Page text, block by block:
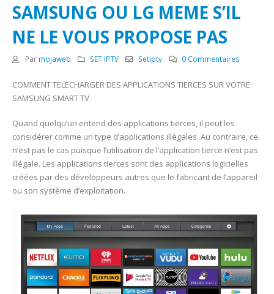
SAMSUNG OU LG MEME S’IL
NE LE VOUS PROPOSE PAS
Par mojaweb SET IPTV Setiptv 0 Commentaires
COMMENT TELECHARGER DES APPLICATIONS TIERCES SUR VOTRE
SAMSUNG SMART TV
Quand quelqu’un entend des applications tierces, il peut les
considérer comme un type d’applications illégales. Au contraire, ce
n’est pas le cas puisque l’utilisation de l’application tierce n’est pas
illégale. Les applications tierces sont des applications logicielles
créées par des développeurs autres que le fabricant de l’appareil
ou son système d’exploitation.